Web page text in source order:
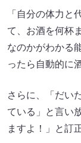
「自分の体力と
て、お酒を何杯
なのかがわかる
ったら自動的に
さらに、「だい
ている」と言い
ますよ！」と訂